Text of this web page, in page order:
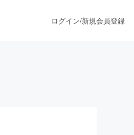
ログイン/新規会員登録